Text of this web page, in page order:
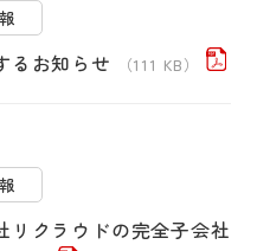
るお知らせ （111 KB）
リクラウドの完全子会社